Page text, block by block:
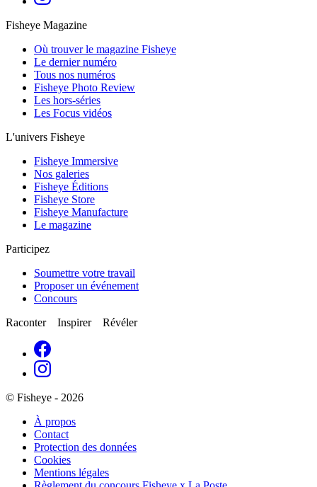
Fisheye Magazine
Où trouver le magazine Fisheye
Le dernier numéro
Tous nos numéros
Fisheye Photo Review
Les hors-séries
Les Focus vidéos
L'univers Fisheye
Fisheye Immersive
Nos galeries
Fisheye Éditions
Fisheye Store
Fisheye Manufacture
Le magazine
Participez
Soumettre votre travail
Proposer un événement
Concours
Raconter Inspirer Révéler
© Fisheye - 2026
À propos
Contact
Protection des données
Cookies
Mentions légales